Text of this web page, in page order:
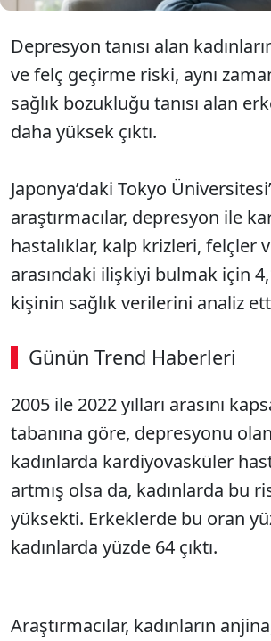
Depresyon tanısı alan
ve felç geçirme riski, aynı
sağlık bozukluğu tanısı alan
daha yüksek çıktı.
Japonya’daki Tokyo
araştırmacılar, depresyon ile
hastalıklar, kalp krizleri, felçler
arasındaki ilişkiyi bulmak için
kişinin sağlık verilerini analiz
Günün Trend Haberleri
2005 ile 2022 yılları arasını
tabanına göre, depresyonu
kadınlarda kardiyovasküler
artmış olsa da, kadınlarda bu
yüksekti. Erkeklerde bu oran
kadınlarda yüzde 64 çıktı.
Araştırmacılar, kadınların